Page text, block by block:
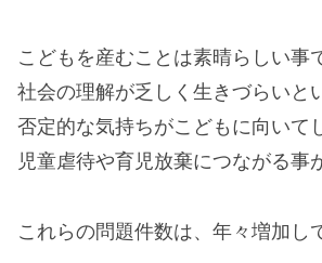
こどもを産むことは素晴らしい事
社会の理解が乏しく生きづらいと
否定的な気持ちがこどもに向いて
児童虐待や育児放棄につながる事
これらの問題件数は、年々増加し